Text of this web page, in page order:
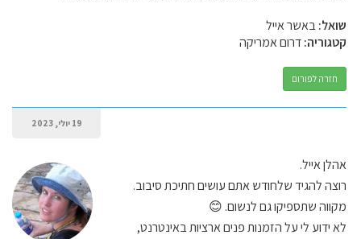
שואל:באשר אייל
קטגוריה:דרום אמריקה
חזרה לפורום
19 יולי, 2023
אהלן אייל.
רוצה להגיד שלחודש אתם עושים חתיכת סיבוב.
מקווה שתספיקו גם לנשום. 😊
לא ידוע לי על הזמנות פנים ארציות באינטרנט,